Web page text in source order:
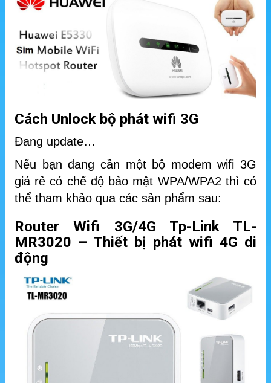
Cách Unlock bộ phát wifi 3G
Đang update…
Nếu bạn đang cần một bộ modem wifi 3G
giá rẻ có chế độ bảo mật WPA/WPA2 thì có
thể tham khảo qua các sản phẩm sau:
Router Wifi 3G/4G Tp-Link TL-
MR3020 – Thiết bị phát wifi 4G di
động